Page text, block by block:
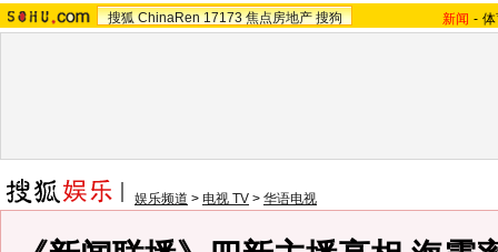
搜狐 ChinaRen 17173 焦点房地产 搜狗 新闻 -
娱乐频道 > 电视 TV > 华语电视